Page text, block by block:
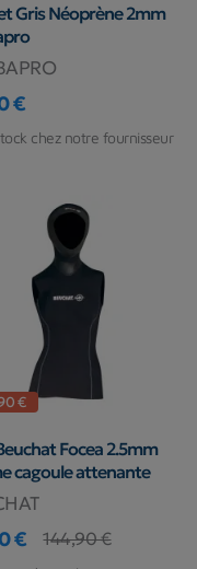
Gris Néoprène 2mm
€
chez notre fournisseur
€
Focea 2.5mm
cagoule attenante
€
base
144,90 €